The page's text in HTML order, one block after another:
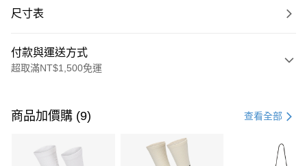
尺寸表
付款與運送方式
超取滿NT$1,500免運
信用卡一次付款
3 期 0 利率 每期 21家銀行
商品加價購 (9) 查看全部